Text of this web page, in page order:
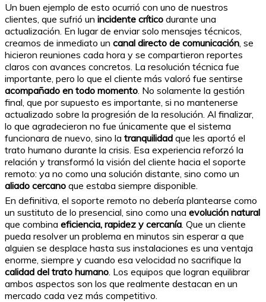
Un buen ejemplo de esto ocurrió con uno de nuestros
clientes, que sufrió un incidente crítico durante una
actualización. En lugar de enviar solo mensajes técnicos,
creamos de inmediato un canal directo de comunicación , se
hicieron reuniones cada hora y se compartieron reportes
claros con avances concretos. La resolución técnica fue
importante, pero lo que el cliente más valoró fue sentirse
acompañado en todo momento . No solamente la gestión
final, que por supuesto es importante, si no mantenerse
actualizado sobre la progresión de la resolución. Al finalizar,
lo que agradecieron no fue únicamente que el sistema
funcionara de nuevo, sino la tranquilidad que les aportó el
trato humano durante la crisis. Esa experiencia reforzó la
relación y transformó la visión del cliente hacia el soporte
remoto: ya no como una solución distante, sino como un
aliado cercano que estaba siempre disponible.
En definitiva, el soporte remoto no debería plantearse como
un sustituto de lo presencial, sino como una evolución natural
que combina eficiencia, rapidez y cercanía . Que un cliente
pueda resolver un problema en minutos sin esperar a que
alguien se desplace hasta sus instalaciones es una ventaja
enorme, siempre y cuando esa velocidad no sacrifique la
calidad del trato humano . Los equipos que logran equilibrar
ambos aspectos son los que realmente destacan en un
mercado cada vez más competitivo.